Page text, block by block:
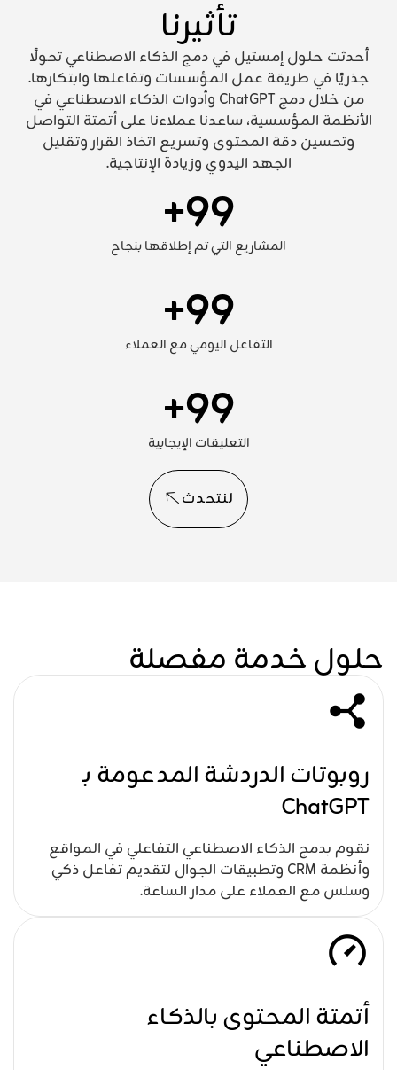
تأثيرنا
أحدثت حلول إمستيل في دمج الذكاء الاصطناعي تحولًا
جذريًا في طريقة عمل المؤسسات وتفاعلها وابتكارها.
من خلال دمج ChatGPT وأدوات الذكاء الاصطناعي في
الأنظمة المؤسسية، ساعدنا عملاءنا على أتمتة التواصل
وتحسين دقة المحتوى وتسريع اتخاذ القرار وتقليل
الجهد اليدوي وزيادة الإنتاجية.
المشاريع التي تم إطلاقها بنجاح
99
+
التفاعل اليومي مع العملاء
99
+
التعليقات الإيجابية
99
+
لنتحدث
حلول خدمة مفصلة
روبوتات الدردشة المدعومة بـ
ChatGPT
نقوم بدمج الذكاء الاصطناعي التفاعلي في المواقع
وأنظمة CRM وتطبيقات الجوال لتقديم تفاعل ذكي
وسلس مع العملاء على مدار الساعة.
أتمتة المحتوى بالذكاء
الاصطناعي